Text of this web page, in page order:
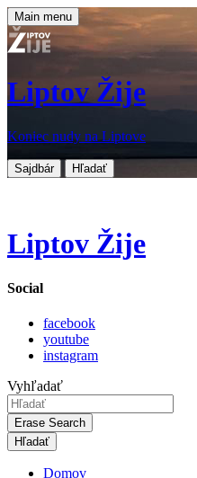
Main menu
Liptov Žije
Koniec nudy na Liptove
Sajdbár Hľadať
Liptov Žije
Social
facebook
youtube
instagram
Vyhľadať
Erase Search
Domov